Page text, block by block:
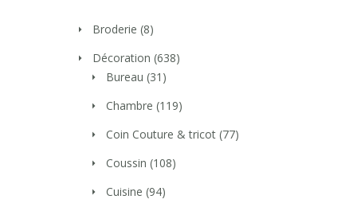
Broderie (8)
Décoration (638)
Bureau (31)
Chambre (119)
Coin Couture & tricot (77)
Coussin (108)
Cuisine (94)